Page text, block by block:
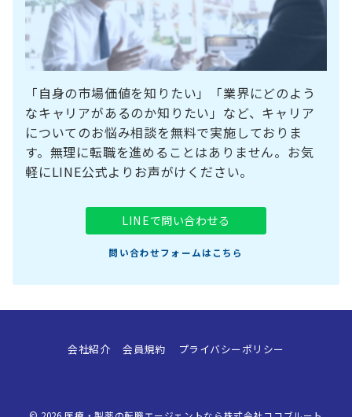
「自身の市場価値を知りたい」「業界にどのよう
なキャリアがあるのか知りたい」など、キャリア
についてのお悩み相談を無料で実施しておりま
す。無理に転職を進めることはありません。お気
軽にLINE公式よりお声がけください。
LINEで問い合わせる
問い合わせフォームはこちら
会社紹介 会員規約 プライバシーポリシー